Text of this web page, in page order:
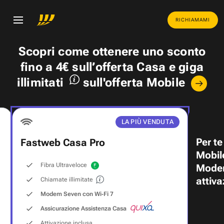
RICHIAMAMI
Scopri come ottenere uno sconto
fino a 4€ sull’offerta Casa egiga
illimitati
sull'offerta Mobile
LA PIÙ VENDUTA
Fastweb Casa Pro
Fibra Ultraveloce
Chiamate illimitate
Modem Seven con Wi‑Fi 7
Assicurazione Assistenza Casa
Per